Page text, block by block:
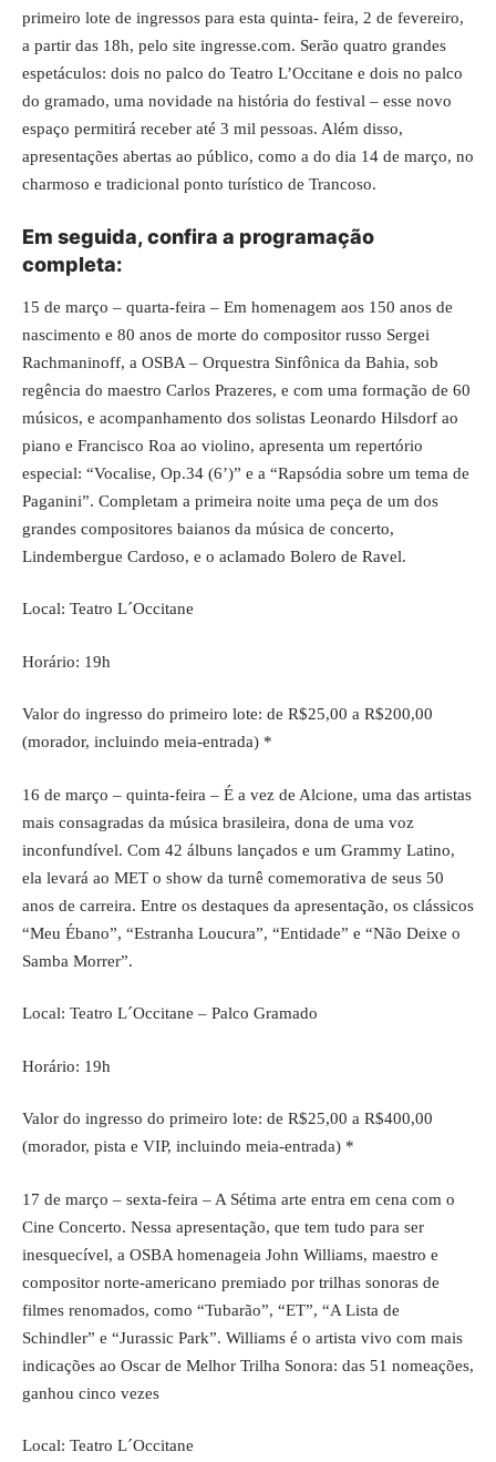
primeiro lote de ingressos para esta quinta- feira, 2 de fevereiro,
a partir das 18h, pelo site ingresse.com. Serão quatro grandes
espetáculos: dois no palco do Teatro L’Occitane e dois no palco
do gramado, uma novidade na história do festival – esse novo
espaço permitirá receber até 3 mil pessoas. Além disso,
apresentações abertas ao público, como a do dia 14 de março, no
charmoso e tradicional ponto turístico de Trancoso.
Em seguida, confira a programação
completa:
15 de março – quarta-feira – Em homenagem aos 150 anos de
nascimento e 80 anos de morte do compositor russo Sergei
Rachmaninoff, a OSBA – Orquestra Sinfônica da Bahia, sob
regência do maestro Carlos Prazeres, e com uma formação de 60
músicos, e acompanhamento dos solistas Leonardo Hilsdorf ao
piano e Francisco Roa ao violino, apresenta um repertório
especial: “Vocalise, Op.34 (6’)” e a “Rapsódia sobre um tema de
Paganini”. Completam a primeira noite uma peça de um dos
grandes compositores baianos da música de concerto,
Lindembergue Cardoso, e o aclamado Bolero de Ravel.
Local: Teatro L´Occitane
Horário: 19h
Valor do ingresso do primeiro lote: de R$25,00 a R$200,00
(morador, incluindo meia-entrada) *
16 de março – quinta-feira – É a vez de Alcione, uma das artistas
mais consagradas da música brasileira, dona de uma voz
inconfundível. Com 42 álbuns lançados e um Grammy Latino,
ela levará ao MET o show da turnê comemorativa de seus 50
anos de carreira. Entre os destaques da apresentação, os clássicos
“Meu Ébano”, “Estranha Loucura”, “Entidade” e “Não Deixe o
Samba Morrer”.
Local: Teatro L´Occitane – Palco Gramado
Horário: 19h
Valor do ingresso do primeiro lote: de R$25,00 a R$400,00
(morador, pista e VIP, incluindo meia-entrada) *
17 de março – sexta-feira – A Sétima arte entra em cena com o
Cine Concerto. Nessa apresentação, que tem tudo para ser
inesquecível, a OSBA homenageia John Williams, maestro e
compositor norte-americano premiado por trilhas sonoras de
filmes renomados, como “Tubarão”, “ET”, “A Lista de
Schindler” e “Jurassic Park”. Williams é o artista vivo com mais
indicações ao Oscar de Melhor Trilha Sonora: das 51 nomeações,
ganhou cinco vezes
Local: Teatro L´Occitane